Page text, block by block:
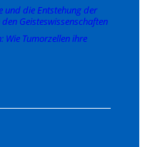
und die Entstehung der
Geisteswissenschaften
Wie Tumorzellen ihre